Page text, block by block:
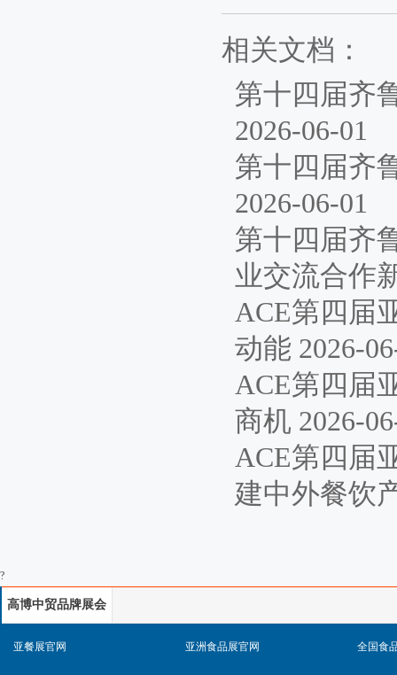
相关文档：
第十四届齐
2026-06-01
第十四届齐
2026-06-01
第十四届齐
业交流合作
ACE第四届
动能 2026-
ACE第四届
商机 2026-
ACE第四届
建中外餐饮
?
高博中贸品牌展会
网站
亚餐展官网 亚洲食品展官网 全国食